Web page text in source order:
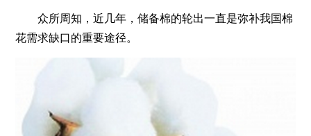
众所周知，近几年，储备棉的轮出一直是弥补我国棉
花需求缺口的重要途径。